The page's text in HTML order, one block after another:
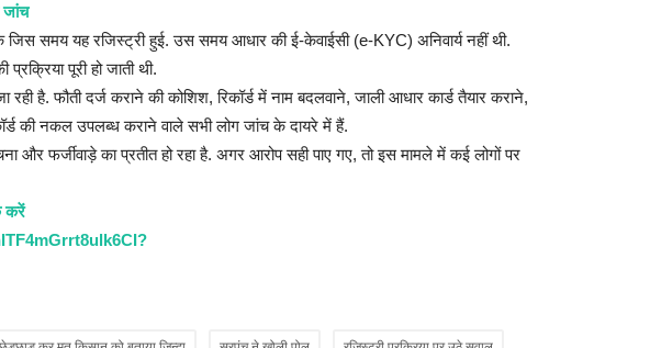
जांच
जिस समय यह रजिस्ट्री हुई. उस समय आधार की ई-केवाईसी (e-KYC) अनिवार्य नहीं थी.
पूरी हो जाती थी.
है. फौती दर्ज कराने की कोशिश, रिकॉर्ड में नाम बदलवाने, जाली आधार कार्ड तैयार कराने,
की नकल उपलब्ध कराने वाले सभी लोग जांच के दायरे में हैं.
और फर्जीवाड़े का प्रतीत हो रहा है. अगर आरोप सही पाए गए, तो इस मामले में कई लोगों पर
करें